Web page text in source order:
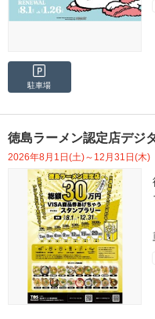
駐車場
徳島ラーメン認定店デジ
2026年8月1日(土)～12月31日(木)